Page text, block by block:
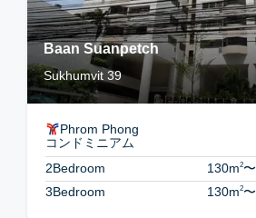
Baan Suanpetch
Sukhumvit 39
Phrom Phong
コンドミニアム
2Bedroom
130m2〜
3Bedroom
130m2〜